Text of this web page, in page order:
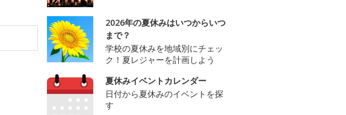
2026年の夏休みはいつからいつ
まで？
学校の夏休みを地域別にチェッ
ク！夏レジャーを計画しよう
夏休みイベントカレンダー
日付から夏休みのイベントを探
す